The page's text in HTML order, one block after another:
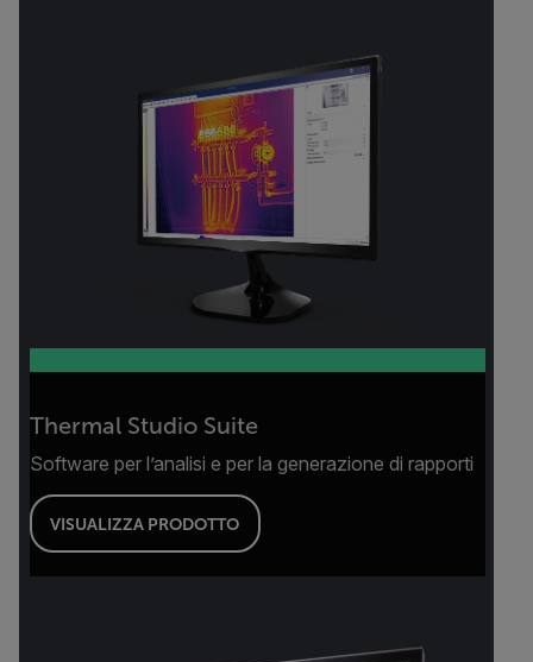
Thermal Studio Suite
Software per l’analisi e per la generazione di rapporti
VISUALIZZA PRODOTTO